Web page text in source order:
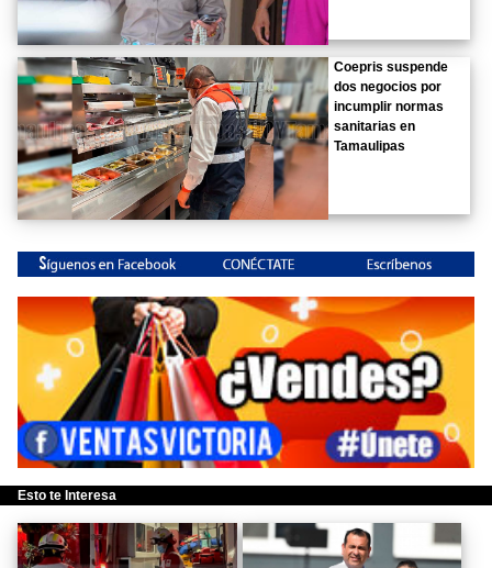
Coepris suspende
dos negocios por
incumplir normas
sanitarias en
Tamaulipas
Esto te Interesa